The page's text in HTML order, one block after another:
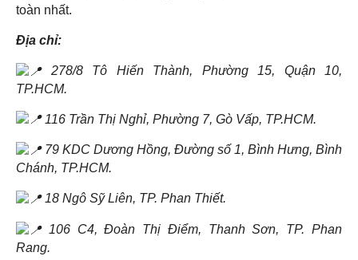
toàn nhất.
Địa chỉ:
278/8 Tô Hiến Thành, Phường 15, Quận 10,
TP.HCM.
116 Trần Thị Nghỉ, Phường 7, Gò Vấp, TP.HCM.
79 KDC Dương Hồng, Đường số 1, Bình Hưng, Bình
Chánh, TP.HCM.
18 Ngô Sỹ Liên, TP. Phan Thiết.
106 C4, Đoàn Thị Điểm, Thanh Sơn, TP. Phan
Rang.